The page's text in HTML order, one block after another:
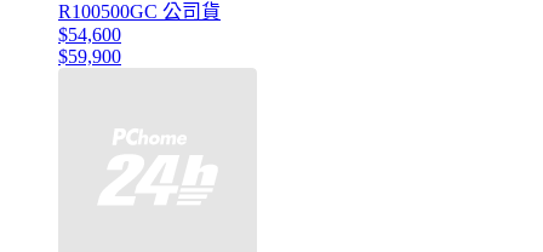
R100500GC 公司貨
$54,600
$59,900